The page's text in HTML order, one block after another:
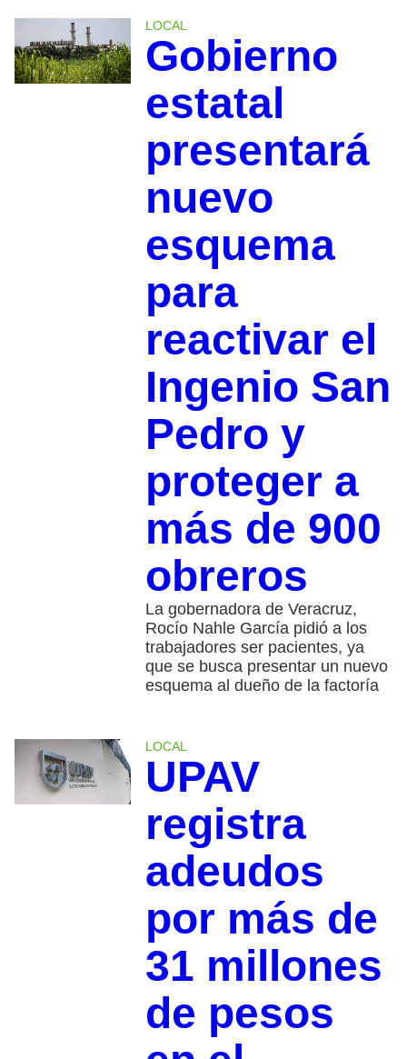
LOCAL
Gobierno
estatal
presentará
nuevo
esquema
para
reactivar el
Ingenio San
Pedro y
proteger a
más de 900
obreros
La gobernadora de Veracruz,
Rocío Nahle García pidió a los
trabajadores ser pacientes, ya
que se busca presentar un nuevo
esquema al dueño de la factoría
LOCAL
UPAV
registra
adeudos
por más de
31 millones
de pesos